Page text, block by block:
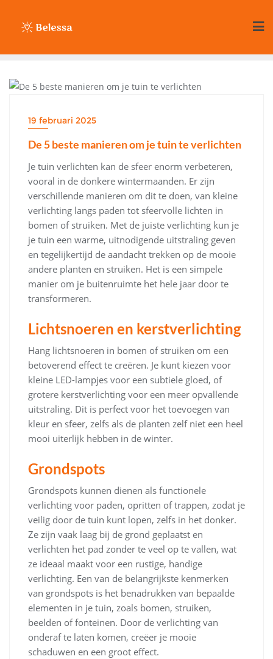
inhoud
19 februari 2025
De 5 beste manieren om je tuin te verlichten
Je tuin verlichten kan de sfeer enorm verbeteren,
vooral in de donkere wintermaanden. Er zijn
verschillende manieren om dit te doen, van kleine
verlichting langs paden tot sfeervolle lichten in
bomen of struiken. Met de juiste verlichting kun je
je tuin een warme, uitnodigende uitstraling geven
en tegelijkertijd de aandacht trekken op de mooie
andere planten en struiken. Het is een simpele
manier om je buitenruimte het hele jaar door te
transformeren.
Lichtsnoeren en kerstverlichting
Hang lichtsnoeren in bomen of struiken om een
betoverend effect te creëren. Je kunt kiezen voor
kleine LED-lampjes voor een subtiele gloed, of
grotere kerstverlichting voor een meer opvallende
uitstraling. Dit is perfect voor het toevoegen van
kleur en sfeer, zelfs als de planten zelf niet een heel
mooi uiterlijk hebben in de winter.
Grondspots
Grondspots kunnen dienen als functionele
verlichting voor paden, opritten of trappen, zodat je
veilig door de tuin kunt lopen, zelfs in het donker.
Ze zijn vaak laag bij de grond geplaatst en
verlichten het pad zonder te veel op te vallen, wat
ze ideaal maakt voor een rustige, handige
verlichting. Een van de belangrijkste kenmerken
van grondspots is het benadrukken van bepaalde
elementen in je tuin, zoals bomen, struiken,
beelden of fonteinen. Door de verlichting van
onderaf te laten komen, creëer je mooie
schaduwen en een groot effect.